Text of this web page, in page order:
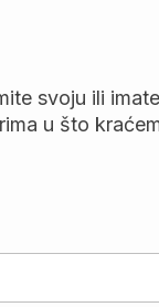
svoju ili
u što